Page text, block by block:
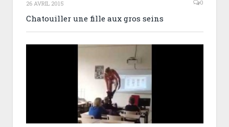
26 AVRIL 2015 0
Chatouiller une fille aux gros seins